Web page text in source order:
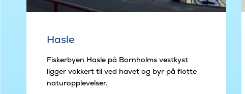
Hasle
Fiskerbyen Hasle på Bornholms vestkyst
ligger vakkert til ved havet og byr på flotte
naturopplevelser.